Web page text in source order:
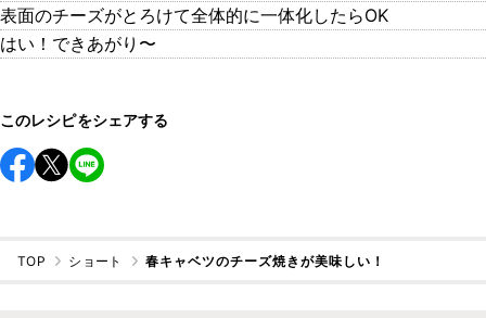
表面のチーズがとろけて全体的に一体化したらOK
はい！できあがり〜
このレシピをシェアする
TOP ショート 春キャベツのチーズ焼きが美味しい！